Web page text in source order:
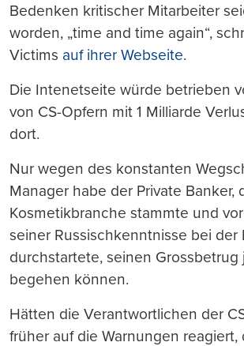
Bedenken kritischer Mitarbeiter
worden, „time and time again“,
Victims auf ihrer Webseite.
Die Intenetseite würde betrieben
von CS-Opfern mit 1 Milliarde
dort.
Nur wegen des konstanten
Manager habe der Private Banker,
Kosmetikbranche stammte und
seiner Russischkenntnisse bei der
durchstartete, seinen Grossbetrug
begehen können.
Hätten die Verantwortlichen der
früher auf die Warnungen reagiert,